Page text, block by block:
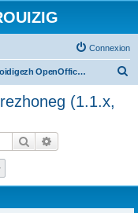
Connexion
Troidigezh OpenOffice.org e brezhoneg (1.1.x, 2.x ha 3.x)
c
(1.1.x,
Rechercher